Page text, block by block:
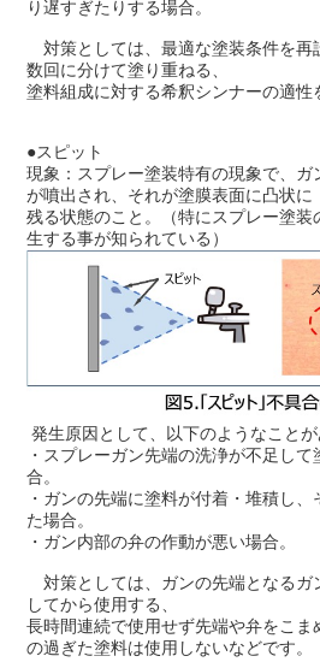
り遅すぎたりする場合。
対策としては、最適な塗装条件を再
数回に分けて塗り重ねる、
塗料組成に対する希釈シンナーの適性
●スピット
現象：スプレー塗装特有の現象で、
が噴出され、それが塗膜表面に凸状に
残る状態のこと。
（特にスプレー塗
生する事が知られている）
発生原因として、以下のようなことが
・スプレーガン先端の洗浄が不足し
合。
・ガンの先端に塗料が付着・堆積し
た場合。
・ガン内部の弁の作動が悪い場合。
対策としては、ガンの先端となるガ
してから使用する、
長時間連続で使用せず先端や弁をこま
の過ぎた塗料は使用しないなどです。